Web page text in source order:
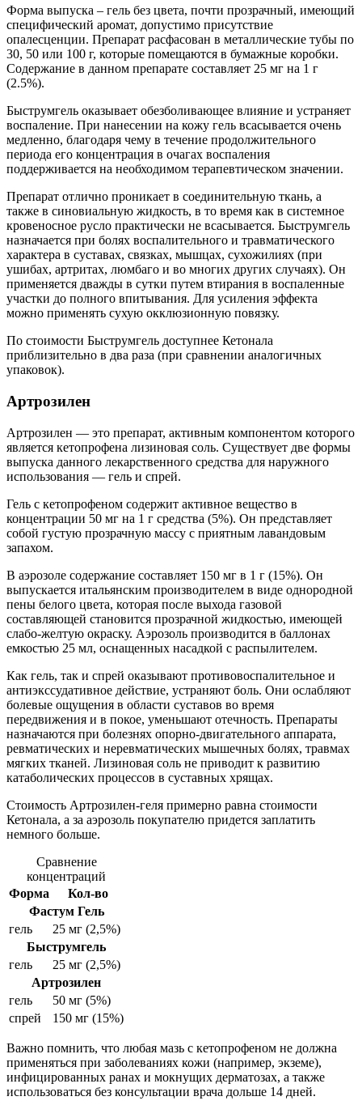
Форма выпуска – гель без цвета, почти прозрачный, имеющий
специфический аромат, допустимо присутствие
опалесценции. Препарат расфасован в металлические тубы по
30, 50 или 100 г, которые помещаются в бумажные коробки.
Содержание в данном препарате составляет 25 мг на 1 г
(2.5%).
Быструмгель оказывает обезболивающее влияние и устраняет
воспаление. При нанесении на кожу гель всасывается очень
медленно, благодаря чему в течение продолжительного
периода его концентрация в очагах воспаления
поддерживается на необходимом терапевтическом значении.
Препарат отлично проникает в соединительную ткань, а
также в синовиальную жидкость, в то время как в системное
кровеносное русло практически не всасывается. Быструмгель
назначается при болях воспалительного и травматического
характера в суставах, связках, мышцах, сухожилиях (при
ушибах, артритах, люмбаго и во многих других случаях). Он
применяется дважды в сутки путем втирания в воспаленные
участки до полного впитывания. Для усиления эффекта
можно применять сухую окклюзионную повязку.
По стоимости Быструмгель доступнее Кетонала
приблизительно в два раза (при сравнении аналогичных
упаковок).
Артрозилен
Артрозилен — это препарат, активным компонентом которого
является кетопрофена лизиновая соль. Существует две формы
выпуска данного лекарственного средства для наружного
использования — гель и спрей.
Гель с кетопрофеном содержит активное вещество в
концентрации 50 мг на 1 г средства (5%). Он представляет
собой густую прозрачную массу с приятным лавандовым
запахом.
В аэрозоле содержание составляет 150 мг в 1 г (15%). Он
выпускается итальянским производителем в виде однородной
пены белого цвета, которая после выхода газовой
составляющей становится прозрачной жидкостью, имеющей
слабо-желтую окраску. Аэрозоль производится в баллонах
емкостью 25 мл, оснащенных насадкой с распылителем.
Как гель, так и спрей оказывают противовоспалительное и
антиэкссудативное действие, устраняют боль. Они ослабляют
болевые ощущения в области суставов во время
передвижения и в покое, уменьшают отечность. Препараты
назначаются при болезнях опорно-двигательного аппарата,
ревматических и неревматических мышечных болях, травмах
мягких тканей. Лизиновая соль не приводит к развитию
катаболических процессов в суставных хрящах.
Стоимость Артрозилен-геля примерно равна стоимости
Кетонала, а за аэрозоль покупателю придется заплатить
немного больше.
Сравнение
концентраций
Форма
Кол-во
Фастум Гель
гель
25 мг (2,5%)
Быструмгель
гель
25 мг (2,5%)
Артрозилен
гель
50 мг (5%)
спрей
150 мг (15%)
Важно помнить, что любая мазь с кетопрофеном не должна
применяться при заболеваниях кожи (например, экземе),
инфицированных ранах и мокнущих дерматозах, а также
использоваться без консультации врача дольше 14 дней.